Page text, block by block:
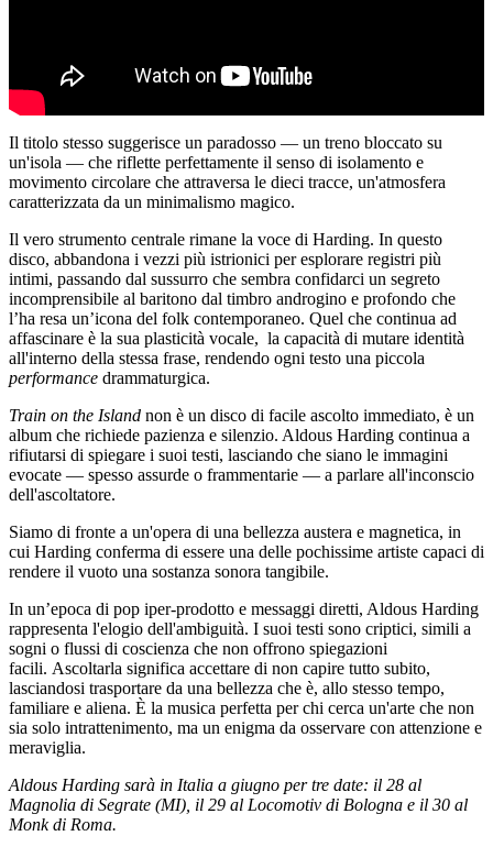
Il titolo stesso suggerisce un paradosso — un treno bloccato su
un'isola — che riflette perfettamente il senso di isolamento e
movimento circolare che attraversa le dieci tracce, un'atmosfera
caratterizzata da un minimalismo magico.
Il vero strumento centrale rimane la voce di Harding. In questo
disco, abbandona i vezzi più istrionici per esplorare registri più
intimi, passando dal sussurro che sembra confidarci un segreto
incomprensibile al baritono dal timbro androgino e profondo che
l’ha resa un’icona del folk contemporaneo. Quel che continua ad
affascinare è la sua plasticità vocale, la capacità di mutare identità
all'interno della stessa frase, rendendo ogni testo una piccola
performance drammaturgica.
Train on the Island non è un disco di facile ascolto immediato, è un
album che richiede pazienza e silenzio. Aldous Harding continua a
rifiutarsi di spiegare i suoi testi, lasciando che siano le immagini
evocate — spesso assurde o frammentarie — a parlare all'inconscio
dell'ascoltatore.
Siamo di fronte a un'opera di una bellezza austera e magnetica, in
cui Harding conferma di essere una delle pochissime artiste capaci di
rendere il vuoto una sostanza sonora tangibile.
In un’epoca di pop iper-prodotto e messaggi diretti, Aldous Harding
rappresenta l'elogio dell'ambiguità. I suoi testi sono criptici, simili a
sogni o flussi di coscienza che non offrono spiegazioni
facili. Ascoltarla significa accettare di non capire tutto subito,
lasciandosi trasportare da una bellezza che è, allo stesso tempo,
familiare e aliena. È la musica perfetta per chi cerca un'arte che non
sia solo intrattenimento, ma un enigma da osservare con attenzione e
meraviglia.
Aldous Harding sarà in Italia a giugno per tre date: il 28 al
Magnolia di Segrate (MI), il 29 al Locomotiv di Bologna e il 30 al
Monk di Roma.